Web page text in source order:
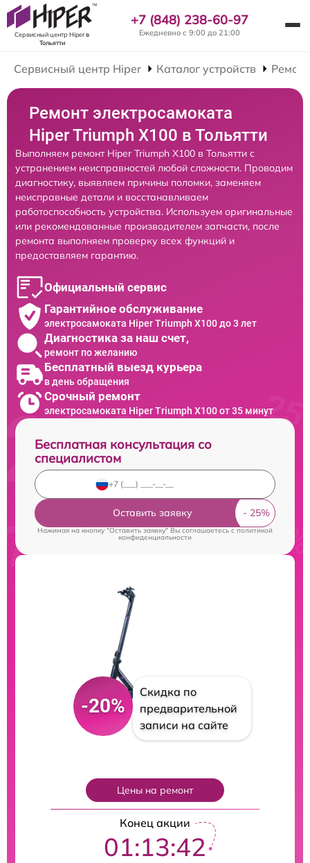
Сервисный центр Hiperв
Тольятти
+7 (848) 238-60-97
Ежедневно с 9:00 до 21:00
Сервисный центр Hiper Каталог устройств
Ремонт электросамоката
Hiper Triumph X100 в Тольятти
Выполняем ремонт Hiper Triumph X100 в Тольятти с
устранением неисправностей любой сложности. Проводим
диагностику, выявляем причины поломки, заменяем
неисправные детали и восстанавливаем
работоспособность устройства. Используем оригинальные
или рекомендованные производителем запчасти, после
ремонта выполняем проверку всех функций и
предоставляем гарантию.
Официальный сервис
Гарантийное обслуживание
электросамоката Hiper Triumph X100 до 3 лет
Диагностика за наш счет,
ремонт по желанию
Бесплатный выезд курьера
в день обращения
Срочный ремонт
электросамоката Hiper Triumph X100 от 35 минут
Бесплатная консультация со
специалистом
Оставить заявку
Нажимая на кнопку "Оставить заявку" Вы соглашаетесь cполитикой
конфиденциальности
-20%
Скидка по
предварительной
записи на сайте
Цены на ремонт
Конец акции
01:13:41